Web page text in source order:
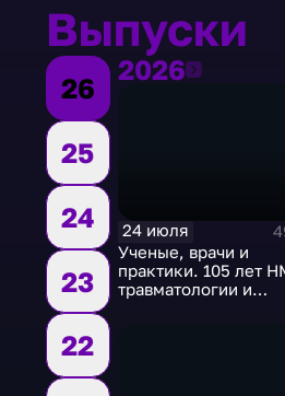
Выпуски
26
25
24
23
22
20262026
24 июля
Ученые, врачи и
практики. 105 лет
травматологии и